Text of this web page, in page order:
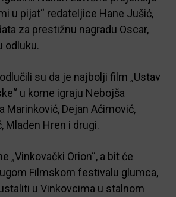
u pijat“ redateljice Hane Jušić,
za prestižnu nagradu Oscar,
odluku.
su da je najbolji film „Ustav
u kome igraju Nebojša
Marinković, Dejan Aćimović,
Mladen Hren i drugi.
„Vinkovački Orion“, a bit će
Filmskom festivalu glumca,
u Vinkovcima u stalnom